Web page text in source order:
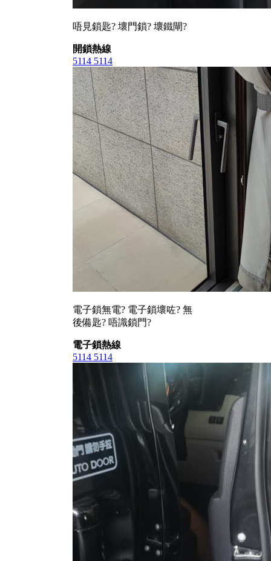
唔見鎖匙? 壞門鎖? 壞鐵閘?
開鎖熱線
5114 5114
電子鎖無電? 電子鎖壞咗? 無
後備匙? 唔識鎖門?
電子鎖熱線
5114 5114